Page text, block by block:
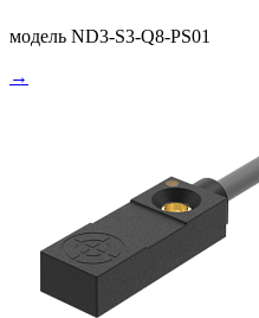
модель ND3-S3-Q8-PS01
→